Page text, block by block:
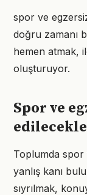
spor ve
doğru zamanı
hemen atmak,
oluşturuyor.
Spor ve
Toplumda spor
yanlış kanı
sıyrılmak,